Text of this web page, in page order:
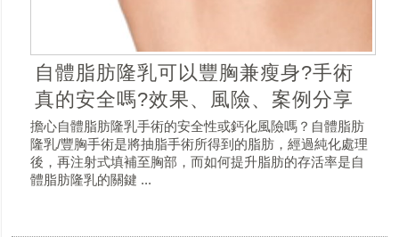
自體脂肪隆乳可以豐胸兼瘦身?手術
真的安全嗎?效果、風險、案例分享
擔心自體脂肪隆乳手術的安全性或鈣化風險嗎？自體脂肪
隆乳/豐胸手術是將抽脂手術所得到的脂肪，經過純化處理
後，再注射式填補至胸部，而如何提升脂肪的存活率是自
體脂肪隆乳的關鍵 ...